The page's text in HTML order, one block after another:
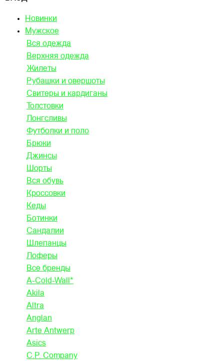
Новинки
Мужское
Вся одежда
Верхняя одежда
Жилеты
Рубашки и овершоты
Свитеры и кардиганы
Толстовки
Лонгсливы
Футболки и поло
Брюки
Джинсы
Шорты
Вся обувь
Кроссовки
Кеды
Ботинки
Сандалии
Шлепанцы
Лоферы
Все бренды
A-Cold-Wall*
Akila
Altra
Anglan
Arte Antwerp
Asics
C.P. Company